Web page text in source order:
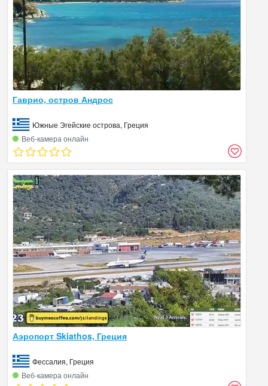
Гаврио, остров Андрос
Южные Эгейские острова, Греция
Веб‑камера онлайн
Аэропорт Skiathos, Греция
Фессалия, Греция
Веб‑камера онлайн